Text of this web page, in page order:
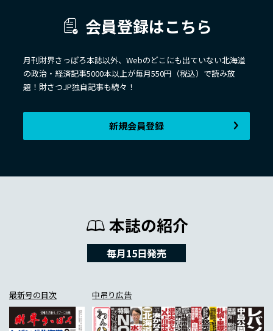
会員登録はこちら
月刊財界さっぽろ本誌以外、Webのどこにも出ていない北海道
の政治・経済記事5000本以上が毎月550円（税込）で読み放
題！財さつJP独自記事も続々！
新規会員登録
本誌の紹介
毎月15日発売
最新号の目次 中吊り広告